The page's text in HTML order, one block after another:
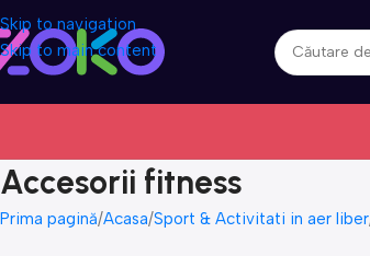
Skip to navigation
Skip to main content
Accesorii fitness
Prima pagină Acasa Sport & Activitati in aer liber